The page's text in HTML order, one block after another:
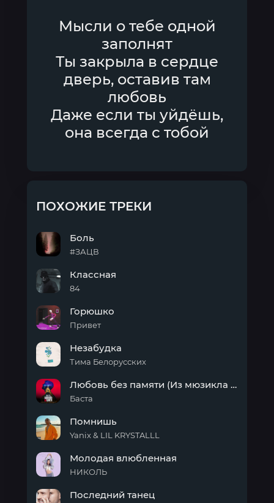
Мысли о тебе одной
заполнят
Ты закрыла в сердце
дверь, оставив там
любовь
Даже если ты уйдёшь,
она всегда с тобой
ПОХОЖИЕ ТРЕКИ
Боль
#ЗАЦВ
Классная
84
Горюшко
Привет
Незабудка
Тима Белорусских
без
памяти
мюзикла
«Любовь
памяти»)
Любовь без памяти (Из мюзикла «Любовь без памяти»)
Баста
Помнишь
Yanix & LIL KRYSTALLL
влюбленная
Молодая влюбленная
НИКОЛЬ
Последний танец